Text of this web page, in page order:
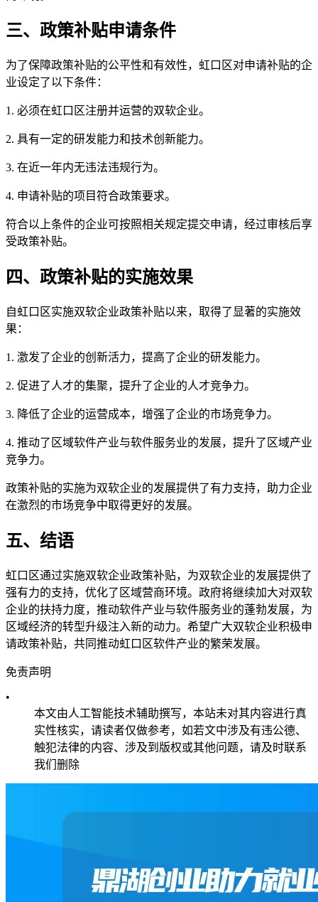
三、政策补贴申请条件
为了保障政策补贴的公平性和有效性，虹口区对申请补贴的企
业设定了以下条件：
1. 必须在虹口区注册并运营的双软企业。
2. 具有一定的研发能力和技术创新能力。
3. 在近一年内无违法违规行为。
4. 申请补贴的项目符合政策要求。
符合以上条件的企业可按照相关规定提交申请，经过审核后享
受政策补贴。
四、政策补贴的实施效果
自虹口区实施双软企业政策补贴以来，取得了显著的实施效
果：
1. 激发了企业的创新活力，提高了企业的研发能力。
2. 促进了人才的集聚，提升了企业的人才竞争力。
3. 降低了企业的运营成本，增强了企业的市场竞争力。
4. 推动了区域软件产业与软件服务业的发展，提升了区域产业
竞争力。
政策补贴的实施为双软企业的发展提供了有力支持，助力企业
在激烈的市场竞争中取得更好的发展。
五、结语
虹口区通过实施双软企业政策补贴，为双软企业的发展提供了
强有力的支持，优化了区域营商环境。政府将继续加大对双软
企业的扶持力度，推动软件产业与软件服务业的蓬勃发展，为
区域经济的转型升级注入新的动力。希望广大双软企业积极申
请政策补贴，共同推动虹口区软件产业的繁荣发展。
免责声明
•
本文由人工智能技术辅助撰写，本站未对其内容进行真
实性核实，请读者仅做参考，如若文中涉及有违公德、
触犯法律的内容、涉及到版权或其他问题，请及时联系
我们删除